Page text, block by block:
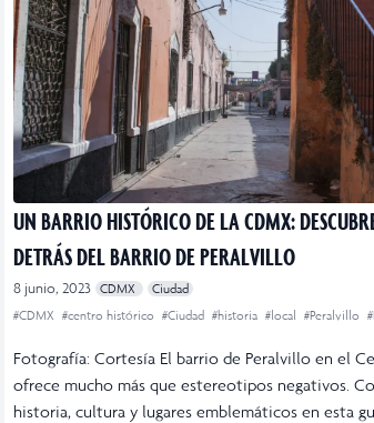
UN BARRIO HISTÓRICO DE LA CDMX:
DETRÁS DEL BARRIO DE PERALVILLO
8 junio, 2023 CDMX
Ciudad
#CDMX #centro histórico #Ciudad #historia #local #Peralvillo
Fotografía: Cortesía El barrio de Peralvillo en el
ofrece mucho más que estereotipos negativos.
historia, cultura y lugares emblemáticos en esta